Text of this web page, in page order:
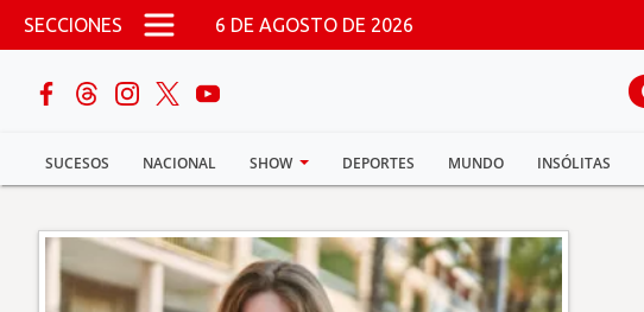
Pasar al contenido principal
SECCIONES 6 DE AGOSTO DE 2026
SUCESOS NACIONAL SHOW DEPORTES MUNDO INSÓLITAS
buscar
Sucesos
Nacional
Política